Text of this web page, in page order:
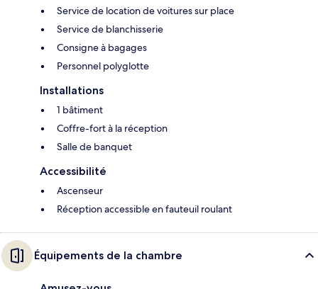
Service de location de voitures sur place
Service de blanchisserie
Consigne à bagages
Personnel polyglotte
Installations
1 bâtiment
Coffre-fort à la réception
Salle de banquet
Accessibilité
Ascenseur
Réception accessible en fauteuil roulant
Équipements de la chambre